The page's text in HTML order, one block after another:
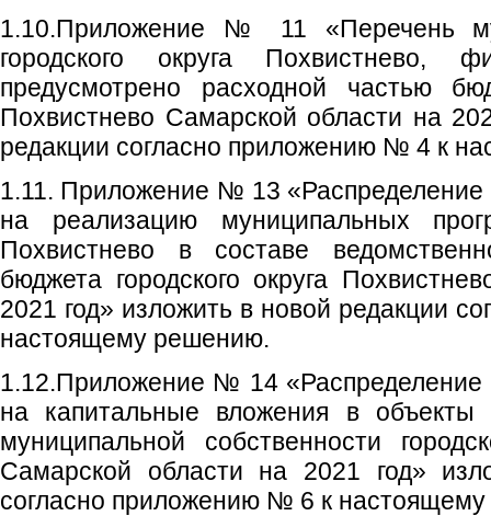
1.10.Приложение № 11 «Перечень
городского округа Похвистнево,
предусмотрено расходной частью
Похвистнево Самарской области на
редакции согласно приложению № 4 к
1.11. Приложение № 13 «Распределение
на реализацию муниципальных
Похвистнево в составе
бюджета городского округа
2021 год» изложить в новой редакции
настоящему решению.
1.12.Приложение № 14 «Распределение
на капитальные вложения в объекты
муниципальной собственности
Самарской области на 2021 год»
согласно приложению № 6 к